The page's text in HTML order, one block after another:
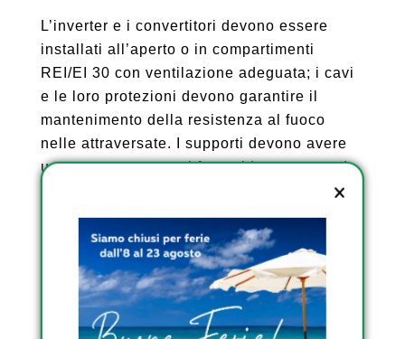
L’inverter e i convertitori devono essere
installati all’aperto o in compartimenti
REI/EI 30 con ventilazione adeguata; i cavi
e le loro protezioni devono garantire il
mantenimento della resistenza al fuoco
nelle attraversate. I supporti devono avere
un comportamento al fuoco idoneo secondo
soprattutto per edifici di altezza superiore a
12 m, dove la facciata deve rispettare
ulteriori requisiti antincendio.
L’installazione di un impianto fotovoltaico in